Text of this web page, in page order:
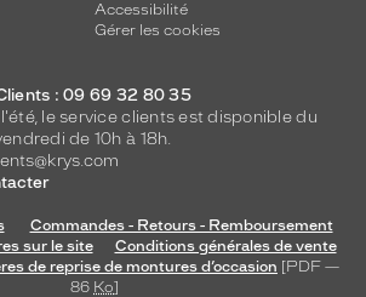
Accessibilité
Gérer les cookies
: 09 69 32 80 35
le service clients est disponible du
de 10h à 18h.
Commandes - Retours - Remboursement
sur le site
Conditions générales de vente
de reprise de montures d’occasion [PDF —
86 Ko]